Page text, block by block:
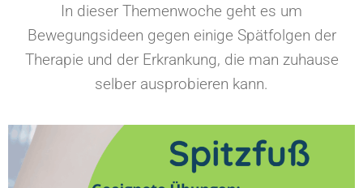
In dieser Themenwoche geht es um
Bewegungsideen gegen einige Spätfolgen der
Therapie und der Erkrankung, die man zuhause
selber ausprobieren kann.